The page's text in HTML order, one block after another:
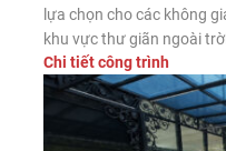
lựa chọn cho các không
khu vực thư giãn ngoài
mối mọt và độ bền vượt
thi công sàn gỗ nhựa […]
Chi tiết công trình